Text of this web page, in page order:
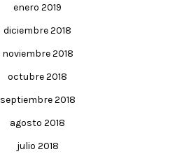
enero 2019
diciembre 2018
noviembre 2018
octubre 2018
septiembre 2018
agosto 2018
julio 2018